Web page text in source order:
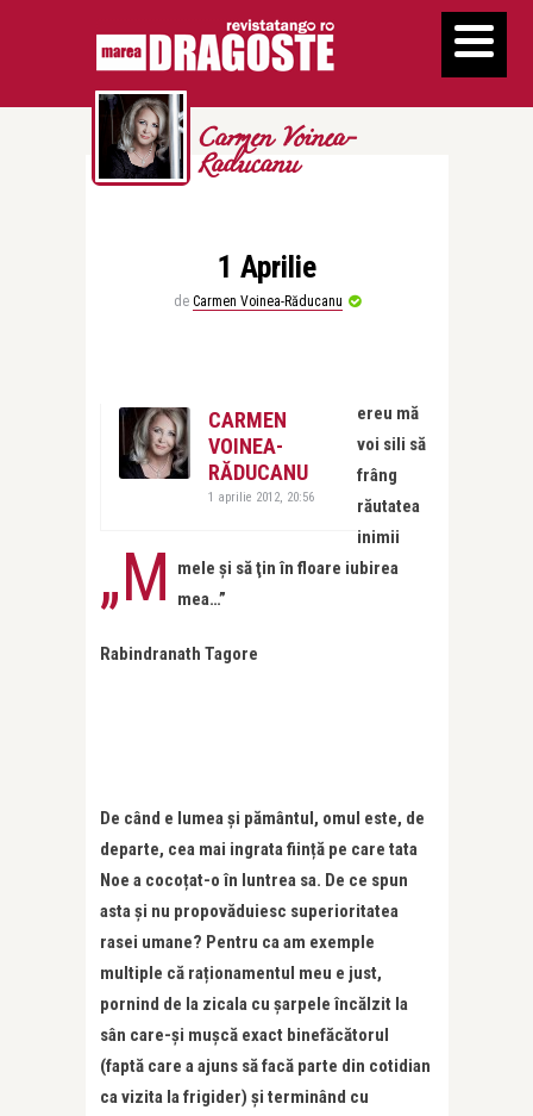
Carmen Voinea-
Raducanu
1 Aprilie
de Carmen Voinea-Răducanu
CARMEN
VOINEA-
RĂDUCANU
1 aprilie 2012, 20:56
„M
ereu mă
voi sili să
frâng
răutatea
inimii
mele şi să ţin în floare iubirea
mea…”
Rabindranath Tagore
De când e lumea și pământul, omul este, de
departe, cea mai ingrata ființă pe care tata
Noe a cocoțat-o în luntrea sa. De ce spun
asta și nu propovăduiesc superioritatea
rasei umane? Pentru ca am exemple
multiple că raționamentul meu e just,
pornind de la zicala cu șarpele încălzit la
sân care-și mușcă exact binefăcătorul
(faptă care a ajuns să facă parte din cotidian
ca vizita la frigider) și terminând cu